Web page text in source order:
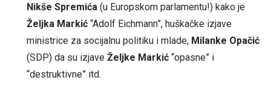
Nikše Spremića(u Europskom parlamentu!) kako je
Željka Markić“Adolf Eichmann”, huškačke izjave
ministrice za socijalnu politiku i mlade, Milanke Opačić
(SDP) da su izjave Željke Markić“opasne” i
“destruktivne” itd.